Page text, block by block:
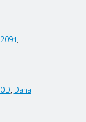
,
, Dana